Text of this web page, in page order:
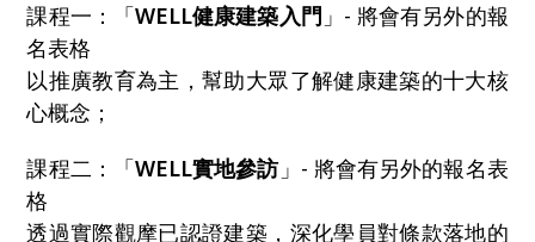
課程一：「WELL健康建築入門 」- 將會有另外的報
名表格
以推廣教育為主，幫助大眾了解健康建築的十大核
心概念；
課程二：「WELL實地參訪」- 將會有另外的報名表
格
透過實際觀摩已認證建築，深化學員對條款落地的